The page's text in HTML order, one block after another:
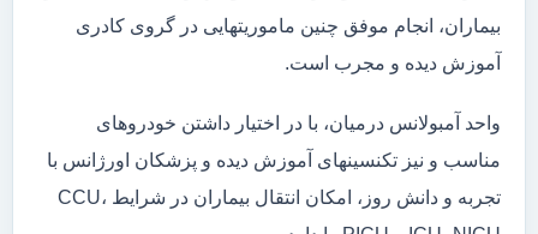
بیماران، انجام موفق چنین ماموریتهایی در گروی کادری
آموزش دیده و مجرب است.
واحد آمبولانس درمیان، با در اختیار داشتن خودروهای
مناسب و نیز تکنسینهای آموزش دیده و پزشکان اورژانس با
تجربه و دانش روز، امکان انتقال بیماران در شرایط CCU،